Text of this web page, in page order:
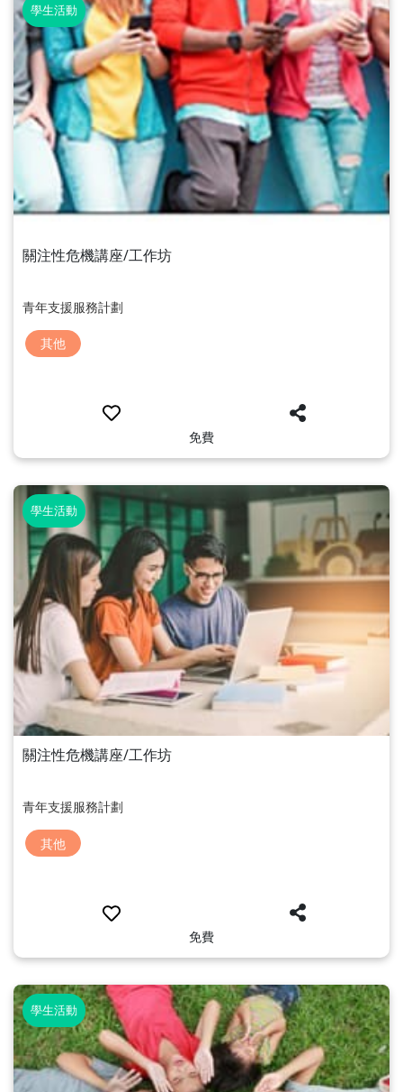
學生活動
關注性危機講座/工作坊
青年支援服務計劃
其他
免費
學生活動
關注性危機講座/工作坊
青年支援服務計劃
其他
免費
學生活動